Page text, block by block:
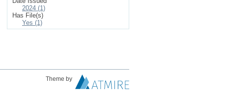
2024 (1)
Has File(s)
Yes (1)
Theme by